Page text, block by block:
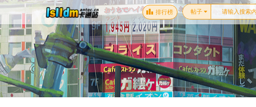
排行榜 帖子